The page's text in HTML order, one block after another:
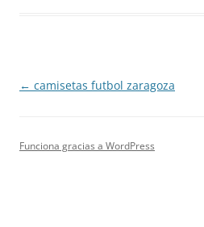
Navegación
← camisetas futbol zaragoza
Funciona gracias a WordPress